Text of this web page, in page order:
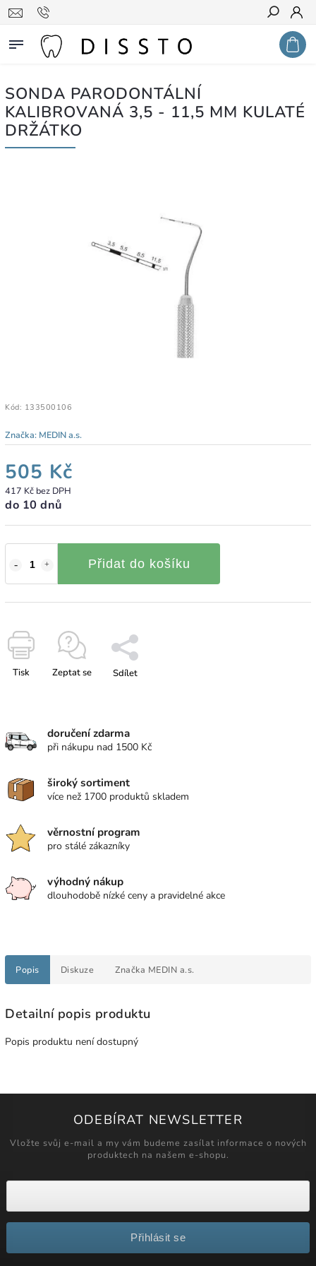
Hledat
SONDA PARODONTÁLNÍ
KALIBROVANÁ 3,5 - 11,5 MM KULATÉ
DRŽÁTKO
Kód: 133500106
Značka: MEDIN a.s.
505 Kč
417 Kč bez DPH
do 10 dnů
Přidat do košíku
Tisk Zeptat se Sdílet
doručení zdarma
při nákupu nad 1500 Kč
široký sortiment
více než 1700 produktů skladem
věrnostní program
pro stálé zákazníky
výhodný nákup
dlouhodobě nízké ceny a pravidelné akce
Popis Diskuze Značka MEDIN a.s.
Detailní popis produktu
Popis produktu není dostupný
ODEBÍRAT NEWSLETTER
Vložte svůj e-mail a my vám budeme zasílat informace o nových
produktech na našem e-shopu.
Přihlásit se